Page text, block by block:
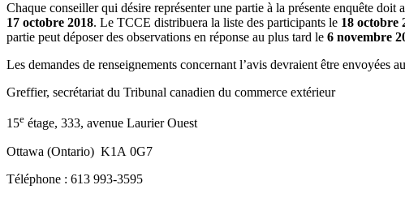
Chaque conseiller qui désire représenter une partie à la présente enquête
17 octobre 2018. Le TCCE distribuera la liste des participants le 18 octobre
partie peut déposer des observations en réponse au plus tard le 6 novembre
Les demandes de renseignements concernant l’avis devraient être envoyées
Greffier, secrétariat du Tribunal canadien du commerce extérieur
15e étage, 333, avenue Laurier Ouest
Ottawa (Ontario) K1A 0G7
Téléphone : 613 993-3595